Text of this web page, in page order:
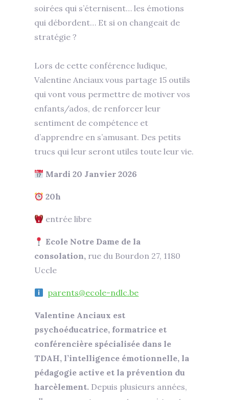
soirées qui s’éternisent… les émotions
qui débordent… Et si on changeait de
stratégie ?
Lors de cette conférence ludique,
Valentine Anciaux vous partage 15 outils
qui vont vous permettre de motiver vos
enfants/ados, de renforcer leur
sentiment de compétence et
d’apprendre en s’amusant. Des petits
trucs qui leur seront utiles toute leur vie.
Mardi 20 Janvier 2026
20h
entrée libre
Ecole Notre Dame de la
consolation, rue du Bourdon 27, 1180
Uccle
parents@ecole-ndlc.be
Valentine Anciaux est
psychoéducatrice, formatrice et
conférencière spécialisée dans le
TDAH, l’intelligence émotionnelle, la
pédagogie active et la prévention du
harcèlement. Depuis plusieurs années,